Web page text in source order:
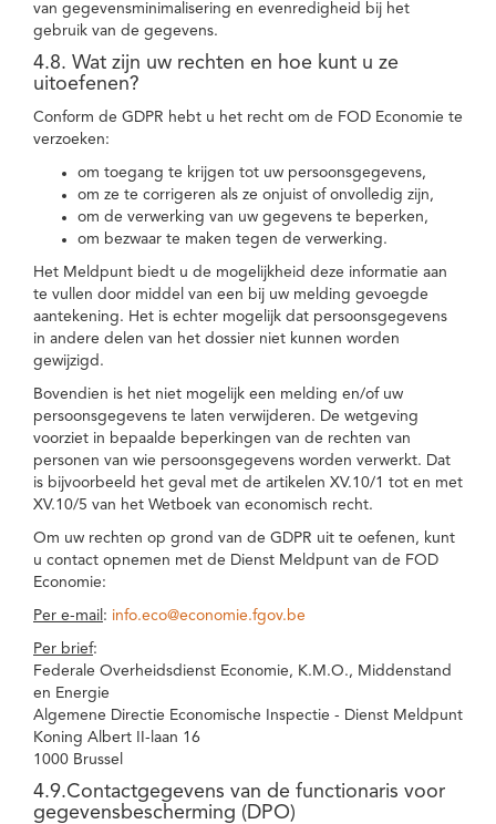
van gegevensminimalisering en evenredigheid bij het
gebruik van de gegevens.
4.8. Wat zijn uw rechten en hoe kunt u ze
uitoefenen?
Conform de GDPR hebt u het recht om de FOD Economie te
verzoeken:
om toegang te krijgen tot uw persoonsgegevens,
om ze te corrigeren als ze onjuist of onvolledig zijn,
om de verwerking van uw gegevens te beperken,
om bezwaar te maken tegen de verwerking.
Het Meldpunt biedt u de mogelijkheid deze informatie aan
te vullen door middel van een bij uw melding gevoegde
aantekening. Het is echter mogelijk dat persoonsgegevens
in andere delen van het dossier niet kunnen worden
gewijzigd.
Bovendien is het niet mogelijk een melding en/of uw
persoonsgegevens te laten verwijderen. De wetgeving
voorziet in bepaalde beperkingen van de rechten van
personen van wie persoonsgegevens worden verwerkt. Dat
is bijvoorbeeld het geval met de artikelen XV.10/1 tot en met
XV.10/5 van het Wetboek van economisch recht.
Om uw rechten op grond van de GDPR uit te oefenen, kunt
u contact opnemen met de Dienst Meldpunt van de FOD
Economie:
Per e-mail : info.eco@economie.fgov.be
Per brief:
Federale Overheidsdienst Economie, K.M.O., Middenstand
en Energie
Algemene Directie Economische Inspectie - Dienst Meldpunt
Koning Albert II-laan 16
1000 Brussel
4.9.Contactgegevens van de functionaris voor
gegevensbescherming (DPO)